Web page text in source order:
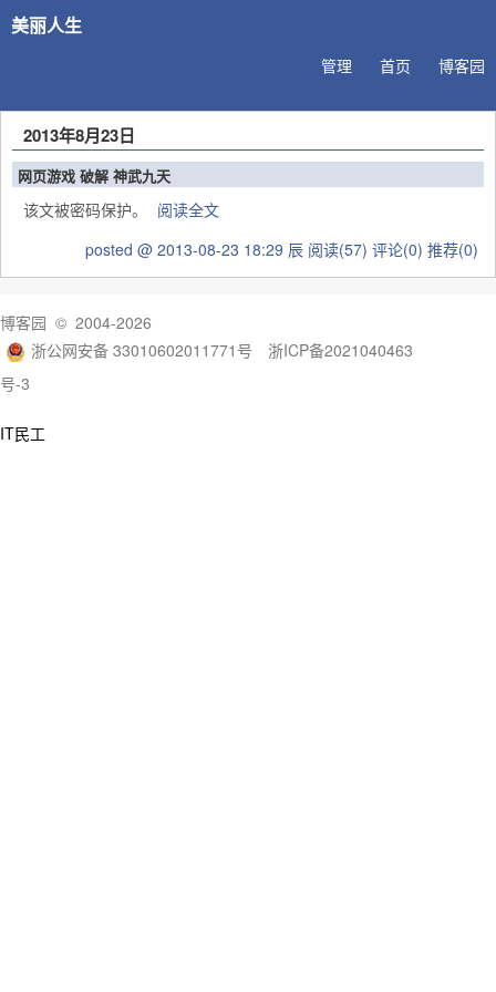
美丽人生
博客园
首页
管理
2013年8月23日
网页游戏 破解 神武九天
该文被密码保护。
阅读全文
posted @ 2013-08-23 18:29 辰 阅读(57) 评论(0) 推荐(0)
博客园 © 2004-2026
浙公网安备 33010602011771号
浙ICP备2021040463
号-3
IT民工